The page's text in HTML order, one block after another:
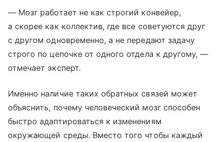
— Мозг работает не как строгий конвейер,
а скорее как коллектив, где все советуются друг
с другом одновременно, а не передают задачу
строго по цепочке от одного отдела к другому, —
отмечает эксперт.
Именно наличие таких обратных связей может
объяснить, почему человеческий мозг способен
быстро адаптироваться к изменениям
окружающей среды. Вместо того чтобы каждый